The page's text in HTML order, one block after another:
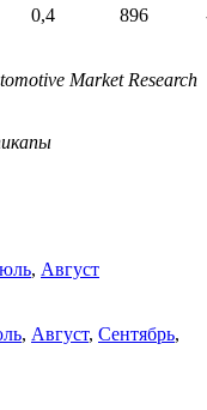
0,4 896
Market Research
, Август
, Август, Сентябрь,